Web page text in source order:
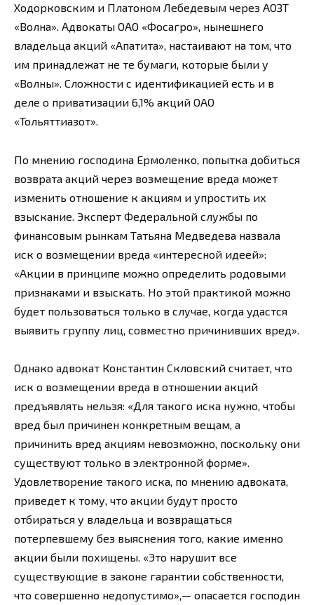
Ходорковским и Платоном Лебедевым через АОЗТ
«Волна». Адвокаты ОАО «Фосагро», нынешнего
владельца акций «Апатита», настаивают на том, что
им принадлежат не те бумаги, которые были у
«Волны». Сложности с идентификацией есть и в
деле о приватизации 6,1% акций ОАО
«Тольяттиазот».
По мнению господина Ермоленко, попытка добиться
возврата акций через возмещение вреда может
изменить отношение к акциям и упростить их
взыскание. Эксперт Федеральной службы по
финансовым рынкам Татьяна Медведева назвала
иск о возмещении вреда «интересной идеей»:
«Акции в принципе можно определить родовыми
признаками и взыскать. Но этой практикой можно
будет пользоваться только в случае, когда удастся
выявить группу лиц, совместно причинивших вред».
Однако адвокат Константин Скловский считает, что
иск о возмещении вреда в отношении акций
предъявлять нельзя: «Для такого иска нужно, чтобы
вред был причинен конкретным вещам, а
причинить вред акциям невозможно, поскольку они
существуют только в электронной форме».
Удовлетворение такого иска, по мнению адвоката,
приведет к тому, что акции будут просто
отбираться у владельца и возвращаться
потерпевшему без выяснения того, какие именно
акции были похищены. «Это нарушит все
существующие в законе гарантии собственности,
что совершенно недопустимо»,— опасается господин